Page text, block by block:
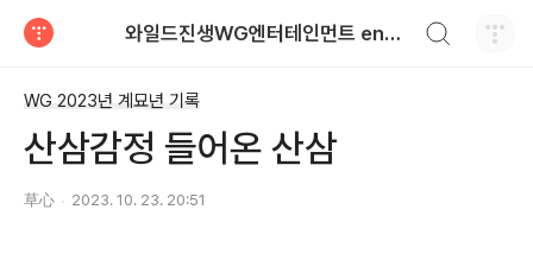
와일드진생WG엔터테인먼트 entertainment
WG 2023년 계묘년 기록
산삼감정 들어온 산삼
草心 2023. 10. 23. 20:51